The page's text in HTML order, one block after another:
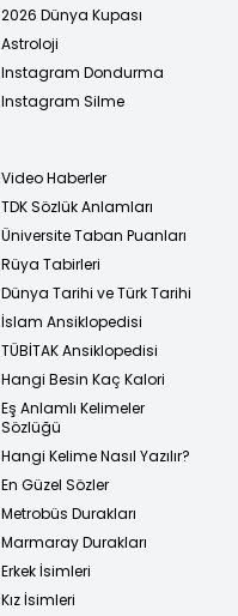
2026 Dünya Kupası
Astroloji
Instagram Dondurma
Instagram Silme
Video Haberler
TDK Sözlük Anlamları
Üniversite Taban Puanları
Rüya Tabirleri
Dünya Tarihi ve Türk Tarihi
İslam Ansiklopedisi
TÜBİTAK Ansiklopedisi
Hangi Besin Kaç Kalori
Eş Anlamlı Kelimeler
Sözlüğü
Hangi Kelime Nasıl Yazılır?
En Güzel Sözler
Metrobüs Durakları
Marmaray Durakları
Erkek İsimleri
Kız İsimleri